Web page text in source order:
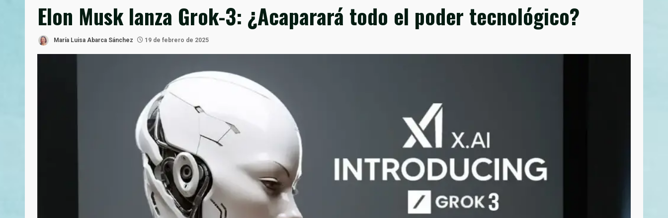
Elon Musk lanza Grok-3: ¿Acaparará todo el poder tecnológico?
María Luisa Abarca Sánchez 19 de febrero de 2025